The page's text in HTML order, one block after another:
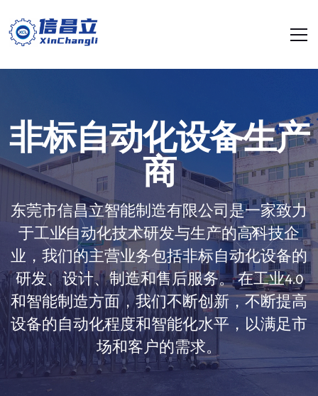
非标自动化设备生产
商
东莞市信昌立智能制造有限公司是一家致力
于工业自动化技术研发与生产的高科技企
业，我们的主营业务包括非标自动化设备的
研发、设计、制造和售后服务。 在工业4.0
和智能制造方面，我们不断创新，不断提高
设备的自动化程度和智能化水平，以满足市
场和客户的需求。